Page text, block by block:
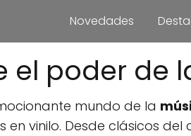
Novedades
el poder de
mundo de la
vinilo. Desde clásicos